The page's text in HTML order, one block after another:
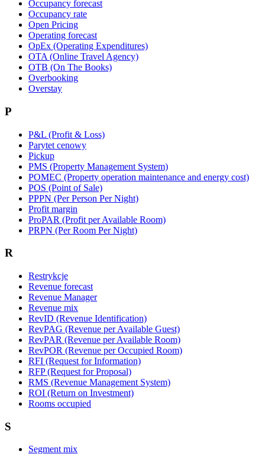
Occupancy forecast
Occupancy rate
Open Pricing
Operating forecast
OpEx (Operating Expenditures)
OTA (Online Travel Agency)
OTB (On The Books)
Overbooking
Overstay
P
P&L (Profit & Loss)
Parytet cenowy
Pickup
PMS (Property Management System)
POMEC (Property operation maintenance and energy cost)
POS (Point of Sale)
PPPN (Per Person Per Night)
Profit margin
ProPAR (Profit per Available Room)
PRPN (Per Room Per Night)
R
Restrykcje
Revenue forecast
Revenue Manager
Revenue mix
RevID (Revenue Identification)
RevPAG (Revenue per Available Guest)
RevPAR (Revenue per Available Room)
RevPOR (Revenue per Occupied Room)
RFI (Request for Information)
RFP (Request for Proposal)
RMS (Revenue Management System)
ROI (Return on Investment)
Rooms occupied
S
Segment mix